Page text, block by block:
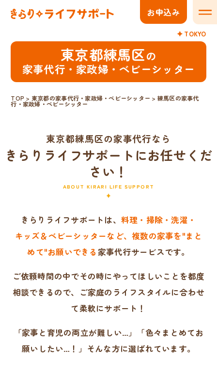
お申込み メ
TOKYO
東京都練馬区の
家事代行・家政婦・ベビーシッター
TOP > 東京都の家事代行・家政婦・ベビーシッター > 練馬区の家事代
行・家政婦・ベビーシッター
東京都練馬区の家事代行なら
きらりライフサポートにお任せくだ
さい！
ABOUT KIRARI LIFE SUPPORT
きらりライフサポートは、 料理・掃除・洗濯・
キッズ＆ベビーシッターなど、複数の家事を"まと
めて"お願いできる 家事代行サービスです。
ご依頼時間の中でその時にやってほしいことを都度
相談できるので、
ご家庭のライフスタイルに合わせ
て柔軟にサポート！
「家事と育児の両立が難しい…」「色々まとめてお
願いしたい…！」そんな方に選ばれています。